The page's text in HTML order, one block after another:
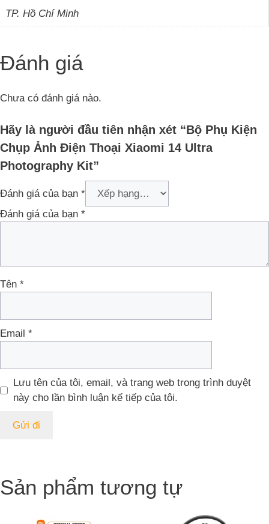
TP. Hồ Chí Minh
Đánh giá
Chưa có đánh giá nào.
Hãy là người đầu tiên nhận xét “Bộ Phụ Kiện
Chụp Ảnh Điện Thoại Xiaomi 14 Ultra
Photography Kit”
Đánh giá của bạn *
Đánh giá của bạn *
Tên *
Email *
Lưu tên của tôi, email, và trang web trong trình duyệt
này cho lần bình luận kế tiếp của tôi.
Sản phẩm tương tự